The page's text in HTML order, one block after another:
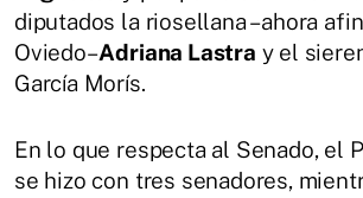
diputados la riosellana –ahora
Oviedo–Adriana Lastra y el
García Morís.
En lo que respecta al Senado, el
se hizo con tres senadores,